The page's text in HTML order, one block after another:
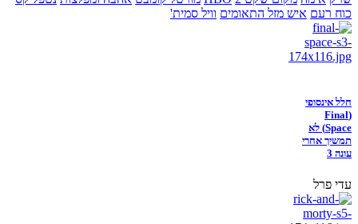
כוח רעם איש מזל התאומים וויל סמית'
חלל אינסופי
(Final
Space) לא
תמשיך אחרי
עונה 3
עדי פרל